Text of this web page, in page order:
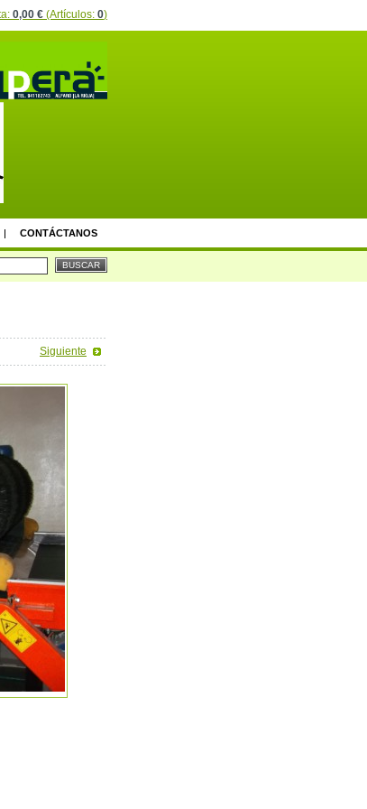
CONTÁCTANOS
Siguiente
0,00 € (Artículos: 0)